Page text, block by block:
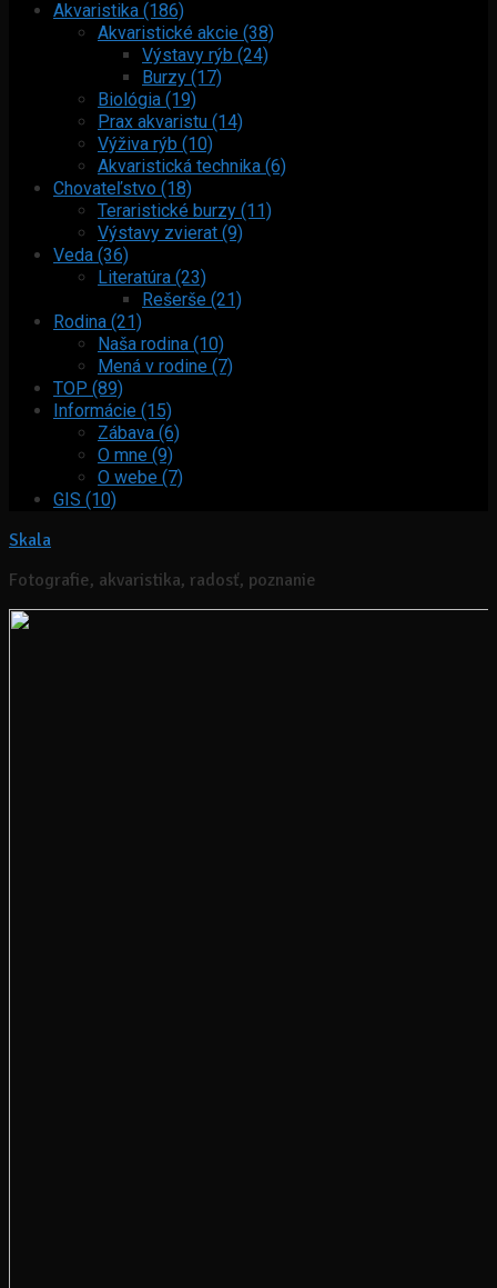
Akvaristika (186)
Akvaristické akcie (38)
Výstavy rýb (24)
Burzy (17)
Biológia (19)
Prax akvaristu (14)
Výživa rýb (10)
Akvaristická technika (6)
Chovateľstvo (18)
Teraristické burzy (11)
Výstavy zvierat (9)
Veda (36)
Literatúra (23)
Rešerše (21)
Rodina (21)
Naša rodina (10)
Mená v rodine (7)
TOP (89)
Informácie (15)
Zábava (6)
O mne (9)
O webe (7)
GIS (10)
Skala
Fotografie, akvaristika, radosť, poznanie